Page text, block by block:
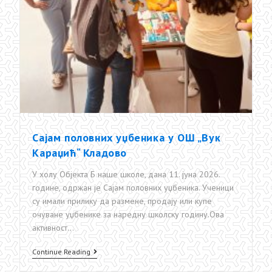
Сајам половних уџбеника у ОШ „Вук
Караџић“ Кладово
У холу Објекта Б наше школе, дана 11. јуна 2026.
године, одржан је Сајам половних уџбеника. Ученици
су имали прилику да размене, продају или купе
очуване уџбенике за наредну школску годину.Ова
активност…
Continue Reading
Сајам
половних